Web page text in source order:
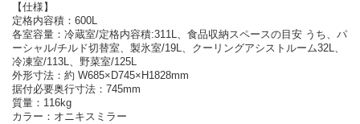
【仕様】
定格内容積：600L
各室容量：冷蔵室/定格内容積:311L、食品収納スペースの目安 うち、パ
ーシャル/チルド切替室、製氷室/19L、クーリングアシストルーム32L、
冷凍室/113L、野菜室/125L
外形寸法：約 W685×D745×H1828mm
据付必要奥行寸法：745mm
質量：116kg
カラー：オニキスミラー